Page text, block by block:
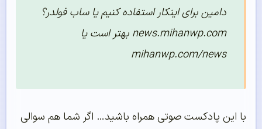
دامین برای اینکار استفاده کنیم یا ساب فولدر؟
news.mihanwp.com بهتر است یا
mihanwp.com/news
با این پادکست صوتی همراه باشید… اگر شما هم سوالی